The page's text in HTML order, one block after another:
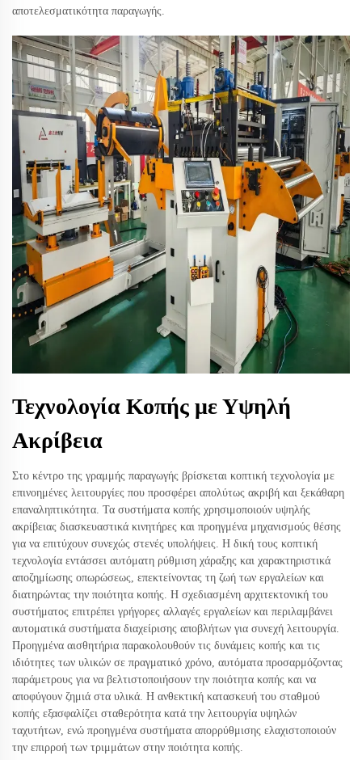
αποτελεσματικότητα παραγωγής.
Τεχνολογία Κοπής με Υψηλή
Ακρίβεια
Στο κέντρο της γραμμής παραγωγής βρίσκεται κοπτική τεχνολογία με
επινοημένες λειτουργίες που προσφέρει απολύτως ακριβή και ξεκάθαρη
επαναληπτικότητα. Τα συστήματα κοπής χρησιμοποιούν υψηλής
ακρίβειας διασκευαστικά κινητήρες και προηγμένα μηχανισμούς θέσης
για να επιτύχουν συνεχώς στενές υπολήψεις. Η δική τους κοπτική
τεχνολογία εντάσσει αυτόματη ρύθμιση χάραξης και χαρακτηριστικά
αποζημίωσης οπωρώσεως, επεκτείνοντας τη ζωή των εργαλείων και
διατηρώντας την ποιότητα κοπής. Η σχεδιασμένη αρχιτεκτονική του
συστήματος επιτρέπει γρήγορες αλλαγές εργαλείων και περιλαμβάνει
αυτοματικά συστήματα διαχείρισης αποβλήτων για συνεχή λειτουργία.
Προηγμένα αισθητήρια παρακολουθούν τις δυνάμεις κοπής και τις
ιδιότητες των υλικών σε πραγματικό χρόνο, αυτόματα προσαρμόζοντας
παράμετρους για να βελτιστοποιήσουν την ποιότητα κοπής και να
αποφύγουν ζημιά στα υλικά. Η ανθεκτική κατασκευή του σταθμού
κοπής εξασφαλίζει σταθερότητα κατά την λειτουργία υψηλών
ταχυτήτων, ενώ προηγμένα συστήματα απορρύθμισης ελαχιστοποιούν
την επιρροή των τριμμάτων στην ποιότητα κοπής.